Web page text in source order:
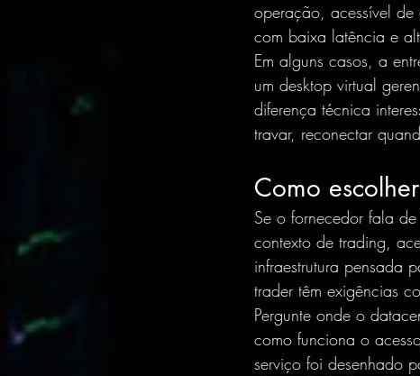
operação, acessível
com baixa latência e
Em alguns casos, a
um desktop virtual
diferença técnica
travar, reconectar
Como
Se o fornecedor fala de
contexto de trading,
infraestrutura pensada
trader têm exigências
Pergunte onde o
como funciona o
serviço foi desenhado